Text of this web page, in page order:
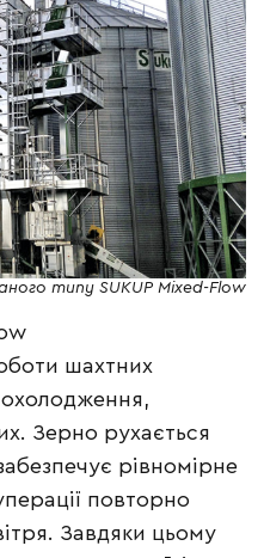
типу SUKUP Mixed-Flow
шахтних
Зерно рухається
рівномірне
повторно
Завдяки цьому